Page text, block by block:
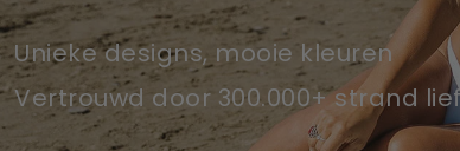
Unieke designs, mooie kleuren
Vertrouwd door 300.000+ strand